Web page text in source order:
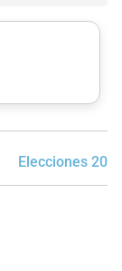
Elecciones